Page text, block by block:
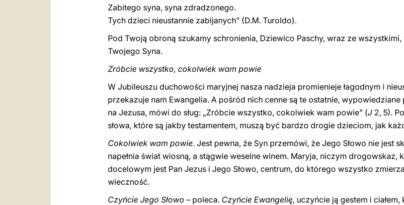
Zabitego syna, syna zdradzonego.
Tych dzieci nieustannie zabijanych” (D.M. Turoldo).
Pod Twoją obroną szukamy schronienia, Dziewico Paschy, wraz ze
Twojego Syna.
Zróbcie wszystko, cokolwiek wam powie
W Jubileuszu duchowości maryjnej nasza nadzieja promienieje łagodnym i
przekazuje nam Ewangelia. A pośród nich cenne są te ostatnie,
na Jezusa, mówi do sług: „Zróbcie wszystko, cokolwiek wam powie” (J 2, 5).
słowa, które są jakby testamentem, muszą być bardzo drogie dzieciom, jak
Cokolwiek wam powie. Jest pewna, że Syn przemówi, że Jego Słowo nie jest
napełnia świat wiosną, a stągwie weselne winem. Maryja, niczym drogowskaz,
docelowym jest Pan Jezus i Jego Słowo, centrum, do którego wszystko
wieczność.
Czyńcie Jego Słowo – poleca. Czyńcie Ewangelię, uczyńcie ją gestem i ciałem,